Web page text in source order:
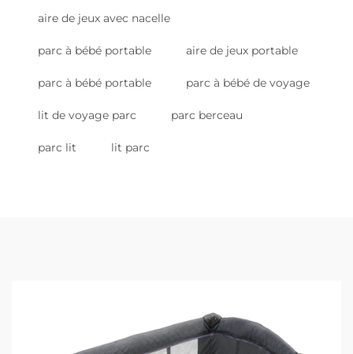
aire de jeux avec nacelle
parc à bébé portable aire de jeux portable
parc à bébé portable parc à bébé de voyage
lit de voyage parc parc berceau
parc lit lit parc